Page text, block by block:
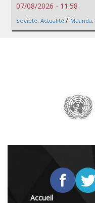
07/08/2026 - 11:58
Société, Actualité / Muanda,
Accueil